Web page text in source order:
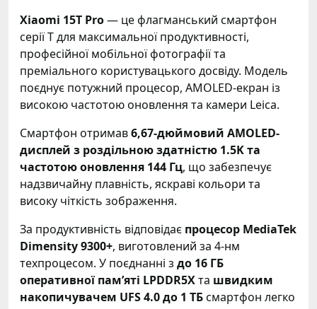
Xiaomi 15T Pro— це флагманський смартфон
серії T для максимальної продуктивності,
професійної мобільної фотографії та
преміального користувацького досвіду. Модель
поєднує потужний процесор, AMOLED-екран із
високою частотою оновлення та камери Leica.
Смартфон отримав6,67-дюймовий AMOLED-
дисплей з роздільною здатністю 1.5K та
частотою оновлення 144 Гц, що забезпечує
надзвичайну плавність, яскраві кольори та
високу чіткість зображення.
За продуктивність відповідає процесор MediaTek
Dimensity 9300+, виготовлений за 4-нм
техпроцесом. У поєднанні з до 16 ГБ
оперативної пам’яті LPDDR5Xта швидким
накопичувачем UFS 4.0 до 1 ТБсмартфон легко